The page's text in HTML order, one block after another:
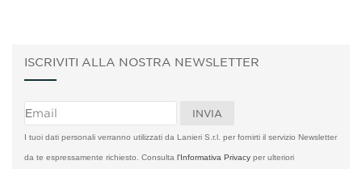
ISCRIVITI ALLA NOSTRA NEWSLETTER
I tuoi dati personali verranno utilizzati da Lanieri S.r.l. per fornirti il servizio Newsletter
da te espressamente richiesto. Consulta l'Informativa Privacy per ulteriori